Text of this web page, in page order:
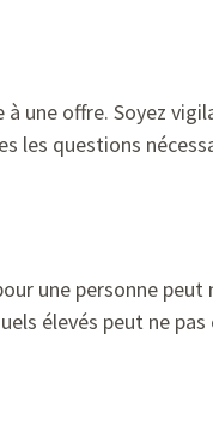
une offre. Soyez
les questions
une personne peut
élevés peut ne